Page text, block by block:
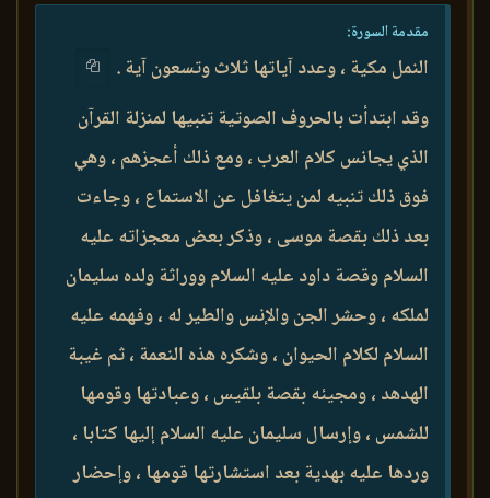
مقدمة السورة:
النمل مكية ، وعدد آياتها ثلاث وتسعون آية .
وقد ابتدأت بالحروف الصوتية تنبيها لمنزلة القرآن
الذي يجانس كلام العرب ، ومع ذلك أعجزهم ، وهي
فوق ذلك تنبيه لمن يتغافل عن الاستماع ، وجاءت
بعد ذلك بقصة موسى ، وذكر بعض معجزاته عليه
السلام وقصة داود عليه السلام ووراثة ولده سليمان
لملكه ، وحشر الجن والإنس والطير له ، وفهمه عليه
السلام لكلام الحيوان ، وشكره هذه النعمة ، ثم غيبة
الهدهد ، ومجيئه بقصة بلقيس ، وعبادتها وقومها
للشمس ، وإرسال سليمان عليه السلام إليها كتابا ،
وردها عليه بهدية بعد استشارتها قومها ، وإحضار